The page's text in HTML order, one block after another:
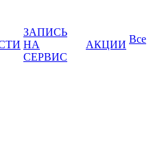
ЗАПИСЬ
НА
СЕРВИС
АКЦИИ Все